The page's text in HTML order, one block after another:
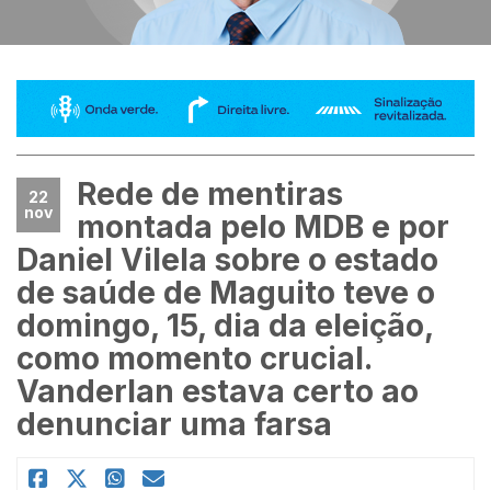
22
nov
Rede de mentiras
montada pelo MDB e por
Daniel Vilela sobre o estado
de saúde de Maguito teve o
domingo, 15, dia da eleição,
como momento crucial.
Vanderlan estava certo ao
denunciar uma farsa